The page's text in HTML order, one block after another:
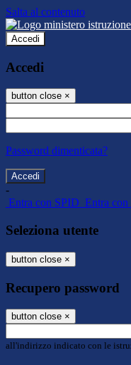
Salta al contenuto
Accedi
Accedi
button close ×
Password dimenticata?
-
Entra con SPID Entra con
Seleziona utente
button close ×
Recupero password
button close ×
all'indirizzo indicato con le